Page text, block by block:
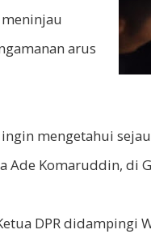
arus
mengetahui
Ade Komaruddin, di
DPR didampingi